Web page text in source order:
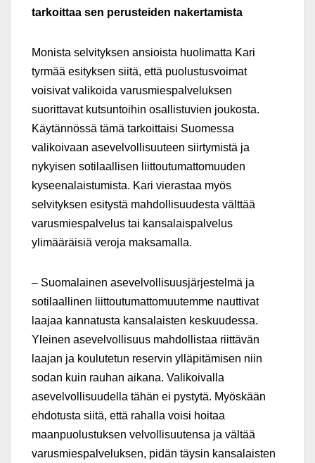
tarkoittaa sen perusteiden nakertamista
Monista selvityksen ansioista huolimatta Kari
tyrmää esityksen siitä, että puolustusvoimat
voisivat valikoida varusmiespalveluksen
suorittavat kutsuntoihin osallistuvien joukosta.
Käytännössä tämä tarkoittaisi Suomessa
valikoivaan asevelvollisuuteen siirtymistä ja
nykyisen sotilaallisen liittoutumattomuuden
kyseenalaistumista. Kari vierastaa myös
selvityksen esitystä mahdollisuudesta välttää
varusmiespalvelus tai kansalaispalvelus
ylimääräisiä veroja maksamalla.
‒ Suomalainen asevelvollisuusjärjestelmä ja
sotilaallinen liittoutumattomuutemme nauttivat
laajaa kannatusta kansalaisten keskuudessa.
Yleinen asevelvollisuus mahdollistaa riittävän
laajan ja koulutetun reservin ylläpitämisen niin
sodan kuin rauhan aikana. Valikoivalla
asevelvollisuudella tähän ei pystytä. Myöskään
ehdotusta siitä, että rahalla voisi hoitaa
maanpuolustuksen velvollisuutensa ja vältää
varusmiespalveluksen, pidän täysin kansalaisten